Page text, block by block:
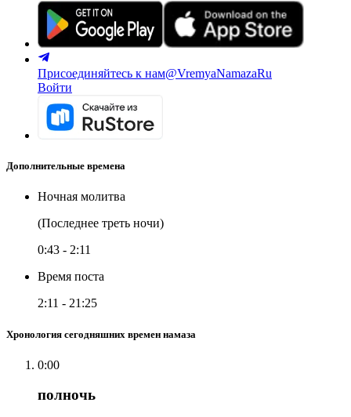
Присоединяйтесь к нам@VremyaNamazaRu
Войти
Дополнительные времена
Ночная молитва
(Последнее треть ночи)
0:43 - 2:11
Время поста
2:11 - 21:25
Хронология сегодняшних времен намаза
0:00
полночь